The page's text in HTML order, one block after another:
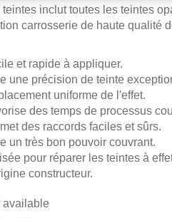
inclut toutes les teintes
carrosserie de haute qualité
et rapide à appliquer.
une précision de teinte
uniforme de l'effet.
des temps de processus
des raccords faciles et sûrs.
un très bon pouvoir couvrant.
pour réparer les teintes à
constructeur.
available